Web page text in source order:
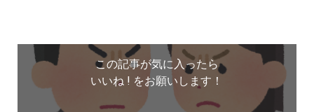
この記事が気に入ったら
いいね ! をお願いします！